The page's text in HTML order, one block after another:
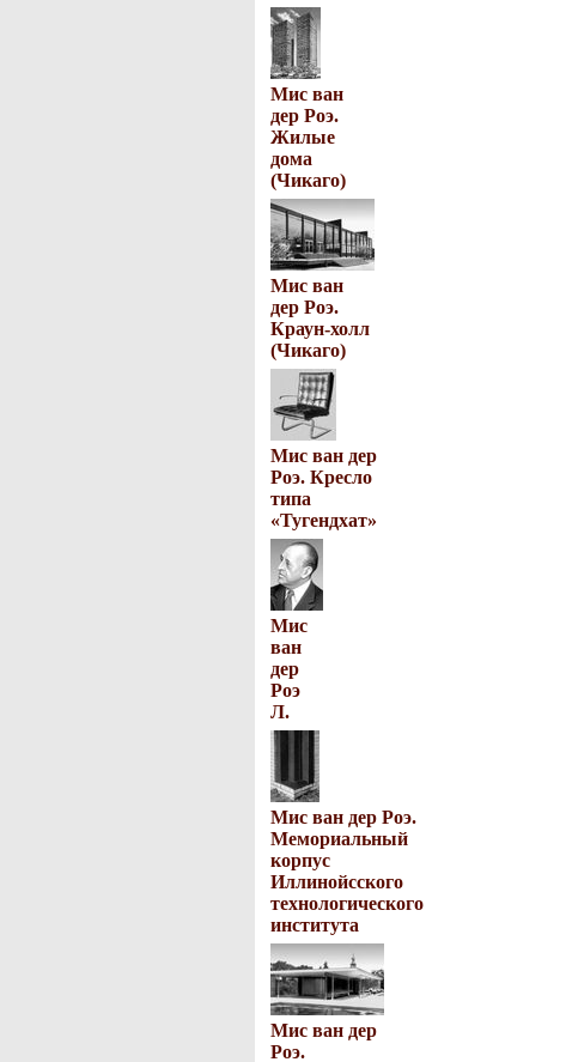
Мис ван
дер Роэ.
Жилые
дома
(Чикаго)
Мис ван
дер Роэ.
Краун-холл
(Чикаго)
Мис ван дер
Роэ. Кресло
типа
«Тугендхат»
Мис
ван
дер
Роэ
Л.
Мис ван дер Роэ.
Мемориальный
корпус
Иллинойсского
технологического
института
Мис ван дер
Роэ.